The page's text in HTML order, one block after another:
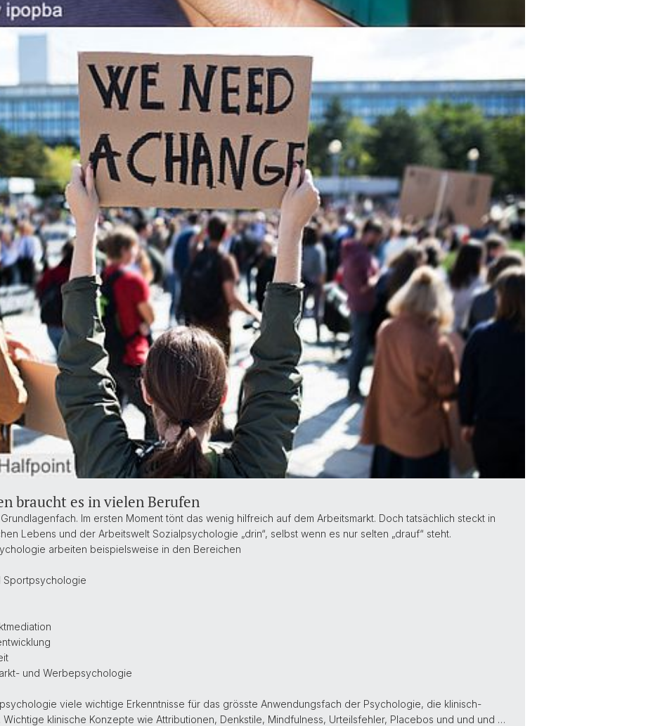
braucht es in vielen Berufen
Im ersten Moment tönt das wenig hilfreich auf dem Arbeitsmarkt. Doch tatsächlich steckt in
Lebens und der Arbeitswelt Sozialpsychologie „drin“, selbst wenn es nur selten „drauf“ steht.
arbeiten beispielsweise in den Bereichen
Sportpsychologie
und Werbepsychologie
viele wichtige Erkenntnisse für das grösste Anwendungsfach der Psychologie, die klinisch-
klinische Konzepte wie Attributionen, Denkstile, Mindfulness, Urteilsfehler, Placebos und und und …